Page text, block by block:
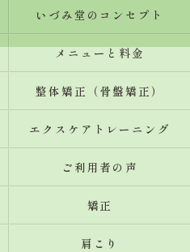
いづみ堂のコンセプト
メニューと料金
整体矯正（骨盤矯正）
エクスケアトレーニング
ご利用者の声
矯正
肩こり